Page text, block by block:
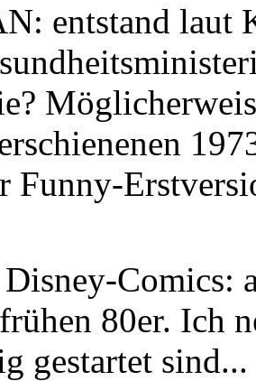
entstand laut
Funny-
Comics:
80er. Ich
gestartet sind...